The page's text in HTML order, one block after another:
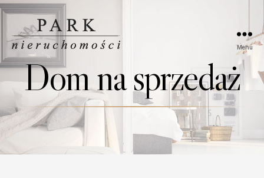
Park
Nieruchomości
Menu
Dom na sprzedaż